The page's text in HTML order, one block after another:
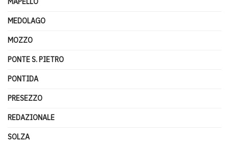
MEDOLAGO
MOZZO
PONTE S. PIETRO
PONTIDA
PRESEZZO
REDAZIONALE
SOLZA